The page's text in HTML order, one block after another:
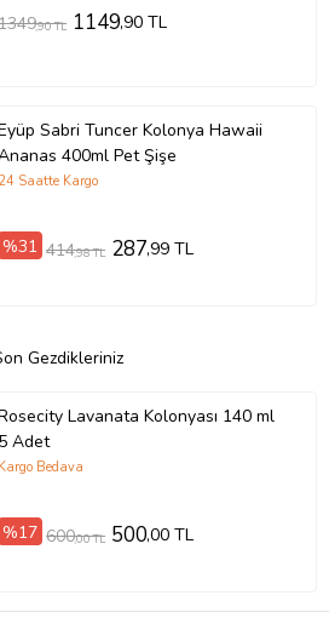
,90 TL 1149,90 TL
Sabri Tuncer Kolonya Hawaii
Ananas 400ml Pet Şişe
24 Saatte Kargo
%31 414,98 TL 287,99 TL
Gezdikleriniz
Lavanata Kolonyası 140 ml
5 Adet
Kargo Bedava
%17 600,00 TL 500,00 TL